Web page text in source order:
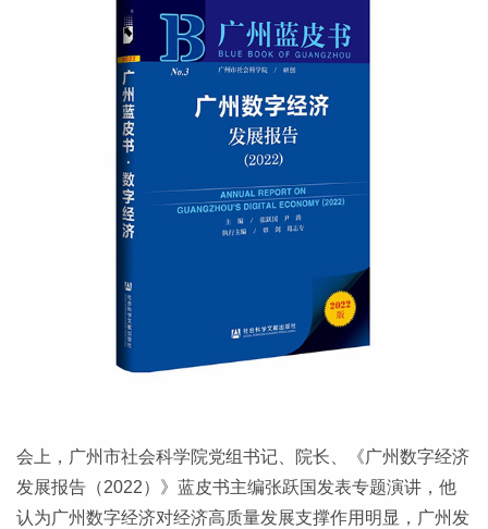
会上，广州市社会科学院党组书记、院长、《广州数字经济
发展报告（2022）》蓝皮书主编张跃国发表专题演讲，他
认为广州数字经济对经济高质量发展支撑作用明显，广州发